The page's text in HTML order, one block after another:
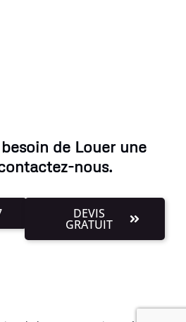
de Louer une
nous.
DEVIS
GRATUIT